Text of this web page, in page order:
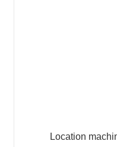
Location